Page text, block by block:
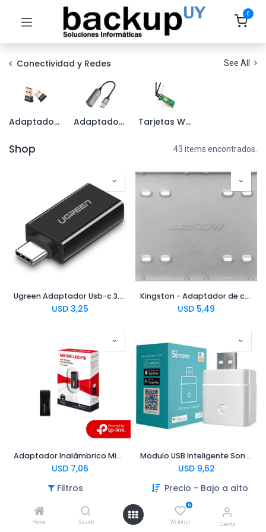
Filtros Precio - Bajo a alto
Home Search
0
Wishlist Cuenta
0
Conectividad y Redes See All
Adaptadores Bluetooth Adaptadores Wifi y RJ45 Tarjetas Wifi y de Red
Shop 43 items encontrados.
Ugreen Adaptador Usb-c 3.1 A Usb 3.0 Otg
USD 3,25
Kingston - Adaptador de compartimento para almacenamiento - 3,5" a 2,5"
USD 5,49
Adaptador Inalámbrico Mini USB MERCUSYS MW300UM | WiFi, 300 Mbps
USD 7,06
Modulo USB Inteligente Sonoff Wifi
USD 9,62